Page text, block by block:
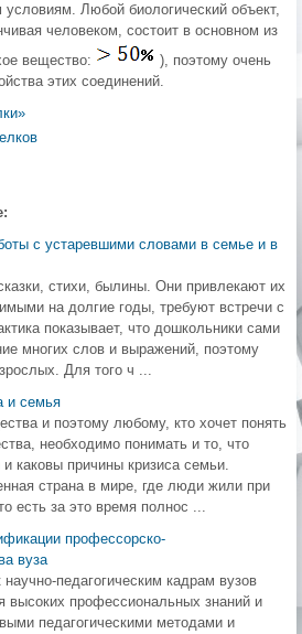
Любой биологический объект,
человеком, состоит в основном из
вещество:
), поэтому очень
этих соединений.
с устаревшими словами в семье и в
стихи, былины. Они привлекают их
на долгие годы, требуют встречи с
показывает, что дошкольники сами
многих слов и выражений, поэтому
Для того ч ...
и семья
и поэтому любому, кто хочет понять
необходимо понимать и то, что
каковы причины кризиса семьи.
страна в мире, где люди жили при
есть за это время полнос ...
профессорско-
вуза
педагогическим кадрам вузов
высоких профессиональных знаний и
педагогическими методами и